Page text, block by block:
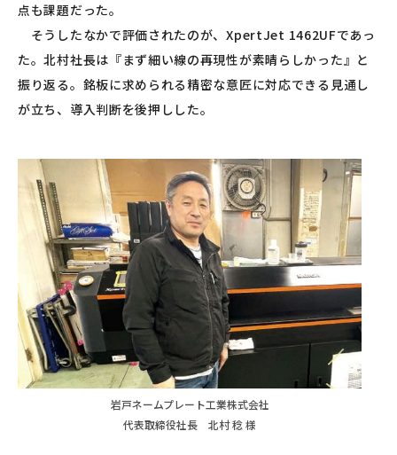
点も課題だった。
そうしたなかで評価されたのが、XpertJet 1462UFであっ
た。北村社長は『まず細い線の再現性が素晴らしかった』と
振り返る。銘板に求められる精密な意匠に対応できる見通し
が立ち、導入判断を後押しした。
岩戸ネームプレート工業株式会社
代表取締役社長 北村 稔 様